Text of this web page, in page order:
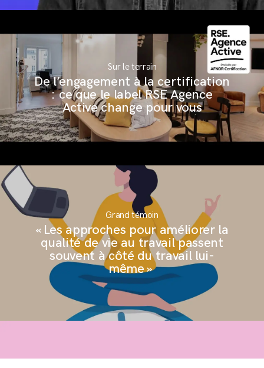
Sur le terrain
De l’engagement à la certification
: ce que le label RSE Agence
Active change pour vous
Grand témoin
« Les approches pour améliorer la
qualité de vie au travail passent
souvent à côté du travail lui-
même »